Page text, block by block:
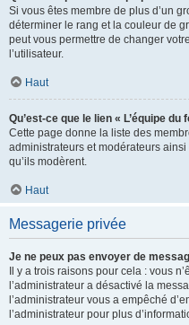
Si vous êtes membre de plus d’un
déterminer le rang et la couleur de
peut vous permettre de changer
l’utilisateur.
Haut
Qu’est-ce que le lien « L’équipe du
Cette page donne la liste des
administrateurs et modérateurs
qu’ils modèrent.
Haut
Messagerie privée
Je ne peux pas envoyer de
Il y a trois raisons pour cela : vous
l’administrateur a désactivé la
l’administrateur vous a empêché
l’administrateur pour plus